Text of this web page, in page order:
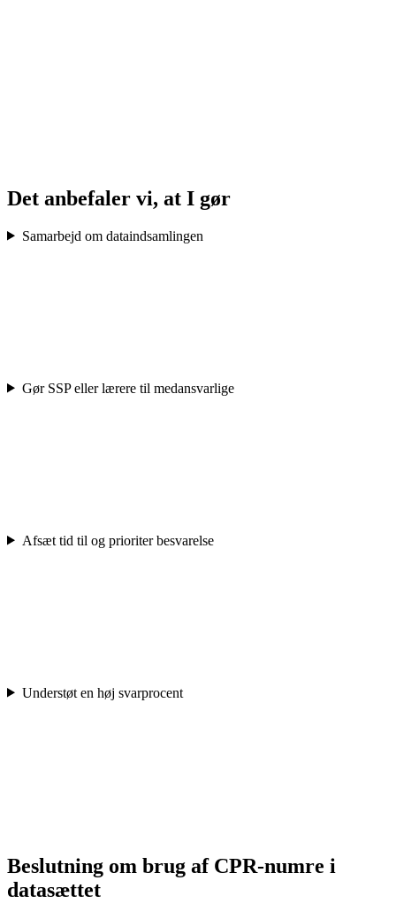
Det anbefaler vi, at I gør
Samarbejd om dataindsamlingen
Gør SSP eller lærere til medansvarlige
Afsæt tid til og prioriter besvarelse
Understøt en høj svarprocent
Beslutning om brug af CPR-numre i
datasættet